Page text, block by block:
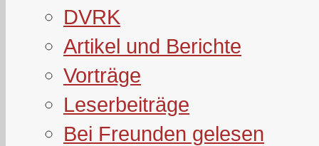
DVRK
Artikel und Berichte
Vorträge
Leserbeiträge
Bei Freunden gelesen